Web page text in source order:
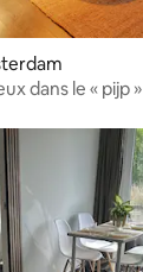
dans le « pijp »